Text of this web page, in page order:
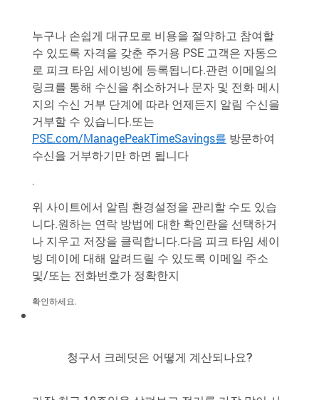
누구나 손쉽게 대규모로 비용을 절약하고 참여할
수 있도록 자격을 갖춘 주거용 PSE 고객은 자동으
로 피크 타임 세이빙에 등록됩니다.관련 이메일의
링크를 통해 수신을 취소하거나 문자 및 전화 메시
지의 수신 거부 단계에 따라 언제든지 알림 수신을
거부할 수 있습니다.또는
PSE.com/ManagePeakTimeSavings를 방문하여
수신을 거부하기만 하면 됩니다
.
위 사이트에서 알림 환경설정을 관리할 수도 있습
니다.원하는 연락 방법에 대한 확인란을 선택하거
나 지우고 저장을 클릭합니다.다음 피크 타임 세이
빙 데이에 대해 알려드릴 수 있도록 이메일 주소
및/또는 전화번호가 정확한지
확인하세요.
청구서 크레딧은 어떻게 계산되나요?